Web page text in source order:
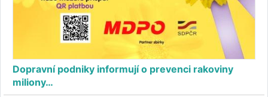
Dopravní podniky informují o prevenci rakoviny
miliony…